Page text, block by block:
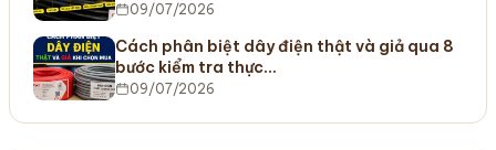
09/07/2026
Cách phân biệt dây điện thật và giả qua 8
bước kiểm tra thực…
09/07/2026